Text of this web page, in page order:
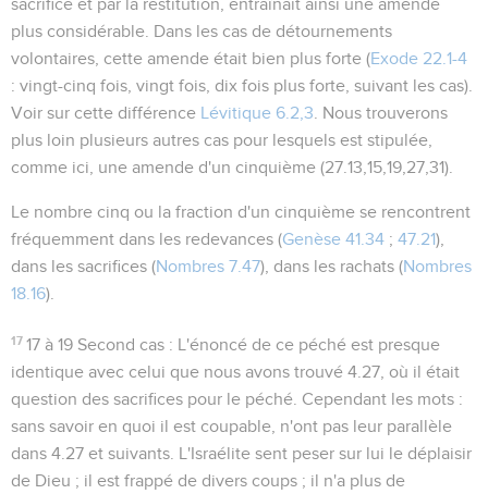
sacrifice et par la restitution, entraînait ainsi une amende
plus considérable. Dans les cas de détournements
volontaires, cette amende était bien plus forte (Exode 22.1-4
: vingt-cinq fois, vingt fois, dix fois plus forte, suivant les cas).
Voir sur cette différence Lévitique 6.2,3 . Nous trouverons
plus loin plusieurs autres cas pour lesquels est stipulée,
comme ici, une amende d'un cinquième (27.13,15,19,27,31).
Le nombre cinq ou la fraction d'un cinquième se rencontrent
fréquemment dans les redevances (Genèse 41.34 ; 47.21),
dans les sacrifices (Nombres 7.47), dans les rachats (Nombres
18.16).
17 17 à 19 Second cas : L'énoncé de ce péché est presque
identique avec celui que nous avons trouvé 4.27 , où il était
question des sacrifices pour le péché. Cependant les mots :
sans savoir en quoi il est coupable , n'ont pas leur parallèle
dans 4.27 et suivants. L'Israélite sent peser sur lui le déplaisir
de Dieu ; il est frappé de divers coups ; il n'a plus de